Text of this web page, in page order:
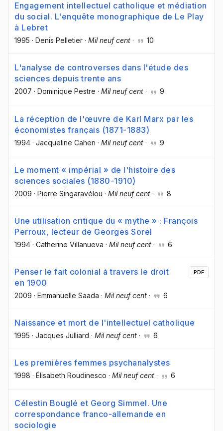
Engagement intellectuel catholique et médiation
du social. L'enquête monographique de Le Play
à Lebret
1995 · Denis Pelletier · Mil neuf cent · 10
L'analyse de controverses dans l'étude des
sciences depuis trente ans
2007 · Dominique Pestre · Mil neuf cent · 9
La réception de l'œuvre de Karl Marx par les
économistes français (1871-1883)
1994 · Jacqueline Cahen · Mil neuf cent · 9
Le moment « impérial » de l'histoire des
sciences sociales (1880-1910)
2009 · Pierre Singaravélou · Mil neuf cent · 8
Une utilisation critique du « mythe » : François
Perroux, lecteur de Georges Sorel
1994 · Catherine Villanueva · Mil neuf cent · 6
Penser le fait colonial à travers le droit
en 1900
2009 · Emmanuelle Saada · Mil neuf cent · 6
PDF
Naissance et mort de l'intellectuel catholique
1995 · Jacques Julliard · Mil neuf cent · 6
Les premières femmes psychanalystes
1998 · Élisabeth Roudinesco · Mil neuf cent · 6
Célestin Bouglé et Georg Simmel. Une
correspondance franco-allemande en
sociologie